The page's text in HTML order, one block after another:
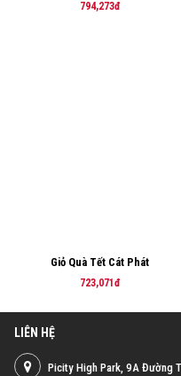
794,273đ
Giỏ Quà Tết Cát Phát
723,071đ
LIÊN HỆ
Picity High Park, 9A Đường